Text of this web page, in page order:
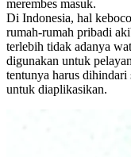
merembes masuk.
Di Indonesia, hal
rumah-rumah pribadi
terlebih tidak adanya
digunakan untuk
tentunya harus
untuk diaplikasikan.